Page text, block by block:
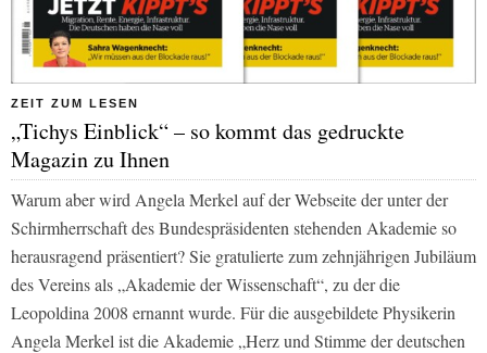
ZEIT ZUM LESEN
„Tichys Einblick“ – so kommt das gedruckte
Magazin zu Ihnen
Warum aber wird Angela Merkel auf der Webseite der unter der
Schirmherrschaft des Bundespräsidenten stehenden Akademie so
herausragend präsentiert? Sie gratulierte zum zehnjährigen Jubiläum
des Vereins als „Akademie der Wissenschaft“, zu der die
Leopoldina 2008 ernannt wurde. Für die ausgebildete Physikerin
Angela Merkel ist die Akademie „Herz und Stimme der deutschen